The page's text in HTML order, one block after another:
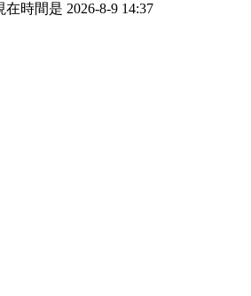
時間是 2026-8-9 14:37